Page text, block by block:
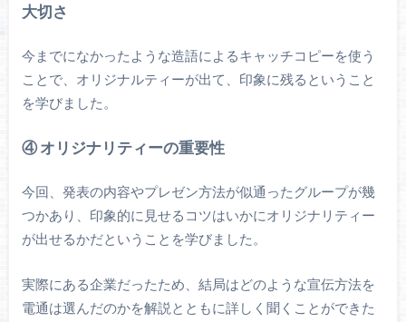
大切さ
今までになかったような造語によるキャッチコピーを使う
ことで、オリジナルティーが出て、印象に残るということ
を学びました。
④ オリジナリティーの重要性
今回、発表の内容やプレゼン方法が似通ったグループが幾
つかあり、印象的に見せるコツはいかにオリジナリティー
が出せるかだということを学びました。
実際にある企業だったため、結局はどのような宣伝方法を
電通は選んだのかを解説とともに詳しく聞くことができた